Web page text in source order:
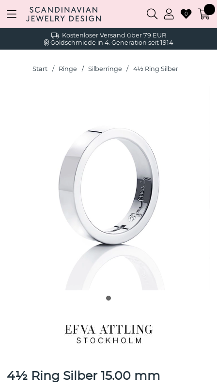
Kostenloser Versand über 79 EUR
Goldschmiede in 4. Generation seit 1914
0
Start Ringe Silberringe 4½ Ring Silber
4½ Ring Silber 15.00 mm